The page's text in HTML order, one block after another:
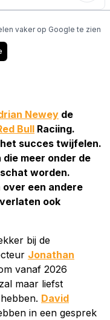
vaker op Google te zien
Newey de
Bull Raciing.
het succes twijfelen.
meer onder de
worden.
over een andere
ook
bij de
Jonathan
vanaf 2026
maar liefst
David
in een gesprek